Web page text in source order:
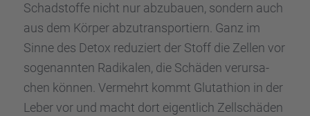
Schad­stoffe nicht nur abzubauen, sondern auch
aus dem Körper abzutrans­por­ti­ern. Ganz im
Sinne des Detox reduziert der Stoff die Zellen vor
sogenann­ten Radika­len, die Schäden verur­sa­
chen können. Vermehrt kommt Glutat­hion in der
Leber vor und macht dort eigent­lich Zellschä­den